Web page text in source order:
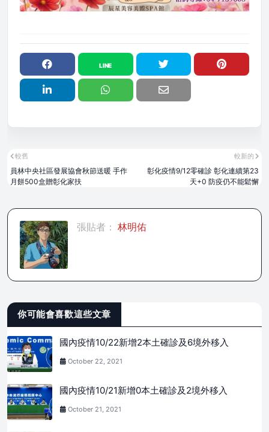
較新的
彰化疫情9/12零確診 彰化連續第23
天+0 防疫仍不能鬆懈
較舊
員林中央社區發展協會秋節送暖 手作
月餅500盒贈彰化家扶
張貼者： 林明佑
你可能會喜歡這些文章
國內疫情10/22新增2本土確診及6境外移入
October 22, 2021
國內疫情10/21新增0本土確診及2境外移入
October 21, 2021